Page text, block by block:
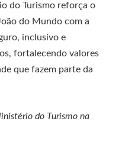
do Turismo reforça o
do Mundo com a
inclusivo e
fortalecendo valores
que fazem parte da
do Turismo na